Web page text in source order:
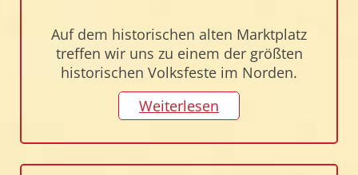
Auf dem historischen alten Marktplatz
treffen wir uns zu einem der größten
historischen Volksfeste im Norden.
Weiterlesen